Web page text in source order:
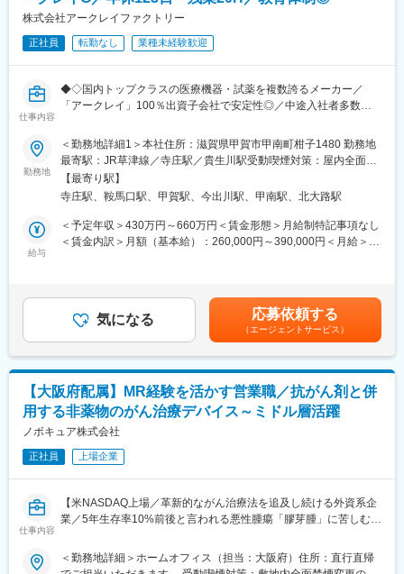
◎景気の影響を受けにくい医療業界において、国内トップクラス
のシェアを誇る製品を複数展開しています。安定した事業基盤の
もと、腰を据えて長くキャリアを築ける環境です。
変更の範囲：会社の定める業務
・規制要件を踏まえた、社内プロセスや運用の整備・改善
また、担当製品や市場に応じて、海外拠点・関係機関への出張が
発生する可能性があります。
グローバル視点で薬事戦略を推進できる点も、本ポジションの大
きな特長です。
グローバルでの製品展開をさらに加速させるため、部門体制の強
化を進めています。
各国市場へのスムーズな上市を実現するための迅速な対応はもち
ろん、世界で最も規制が厳しいとされる欧州基準を見据え、その
■配属先について：
責任者として滋賀と京都の行き来が発生します（社内シャトルバ
スを運行）
■組織について：
社員一人ひとりのモチベーションや働きやすさ、キャリアパスを
大切にしており、査定とは別に定期的な1on1面談の場を設けてい
ます。業務面だけでなくキャリアの相談もしやすく、社員が生き
生きと長期的に活躍できる環境づくりに取り組んでいます。
■当社の魅力：
基盤のもと、腰を据えて長くキャリアを築ける環境です。
株式会社アークレイファクトリー
正社員 転勤なし 業種未経験歓迎
仕事内容
◆◇国内トップクラスの医療機器・試薬を複数誇るメーカー／
「アークレイ」100％出資子会社で安定性◎／中途入社者多数で
／マイカー通勤可・シャトルバスあり◆◇
■採用背景：
部門強化のための募集となります。当社では現在、中国・フィリ
ピン・ロシア・インドなど複数の海外生産拠点を有しております
が、事業拡大に伴い新たな海外生産拠点の開設を予定していま
す。これに伴い、製品開発の上流工程から調達戦略を担っていた
体外診断用医薬品、および医療用検査機器の製造をメインに手掛
ける当社にて、開発購買職をお任せします。アークレイ株式会社
（本社・開発部門）と密に連携し、企画～試作段階の比較的早い
■業務内容：
・開発部門と連携し、製品仕様検討段階から部材・原材料の選
定、調達可否を検討
・試作段階における供給安定性、コスト見込み、量産・海外展開
を見据えた調達体制の検討
・図面確定後のサプライヤー選定、価格・条件交渉
・国内外メーカー、部品メーカー、商社との折衝・関係構築
・新規仕入先、海外サプライヤーの探索・評価・選定
・日本使用部材の海外調達可否検討
※調達方針決定後の発注業務は別チームが担当します。
勤務地
＜勤務地詳細1＞本社住所：滋賀県甲賀市甲南町柑子1480 勤務地
最寄駅：JR草津線／寺庄駅／貴生川駅受動喫煙対策：屋内全面禁
煙＜勤務地詳細2＞京都研究所住所：京都府京都市上京区岩栖院町
59 擁翠園内勤務地最寄駅：京都市営地下鉄烏丸線／鞍馬口駅受動
【最寄り駅】
寺庄駅、鞍馬口駅、甲賀駅、今出川駅、甲南駅、北大路駅
給与
＜予定年収＞430万円～660万円＜賃金形態＞月給制特記事項なし
＜賃金内訳＞月額（基本給）：260,000円～390,000円＜月給＞
す。■昇給：年1回（5月）■賞与：年2回(7月、12月）賃金はあく
までも目安の金額であり、選考を通じて上下する可能性がありま
す。月給(月額)は固定手当を含めた表記です。
気になる 応募依頼する
（エージェントサービス）
【大阪府配属】MR経験を活かす営業職／抗がん剤と併
用する非薬物のがん治療デバイス～ミドル層活躍
ノボキュア株式会社
正社員 上場企業
仕事内容
【米NASDAQ上場／革新的ながん治療法を追及し続ける外資系企
業／5年生存率10%前後と言われる悪性腫瘍「膠芽腫」に苦しむ患
＼MR経験が活かせます／
＜勤務地詳細＞ホームオフィス（担当：大阪府）住所：直行直帰